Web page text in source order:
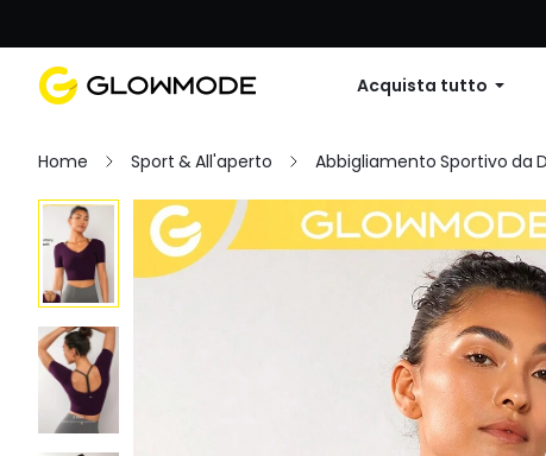
Primo ordine: 10% di sconto su
Acquista tutto
Home Sport & All'aperto Abbigliamento Sportivo da